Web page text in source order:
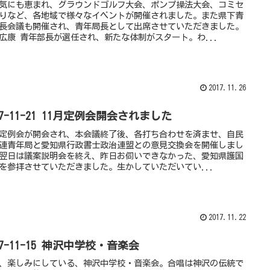
にも恵まれ、グラウンドゴルフ大会、ポンプ操法大会、コミセ
など、各地域で様々なイベントが開催されました。また県下青
会議も開催され、青年局長として出席させていただきました。
康 青年部長が選任され、新たな体制がスタート。わ...
2017.11.26
11-21 11月定例会開会されました
例会が開会され、本会議終了後、各打ち合わせを済ませ、自民
青年局と愛知県行政書士政治連盟との意見交換会を開催しまし
日は議案説明会を終え、昨日お伺いできなかった、愛知県護国
参拝させていただきました。生かしていただいてい...
2017.11.22
11-15 神沢中学校・音楽会
楽しみにしている、神沢中学校・音楽会。合唱は神沢の伝統で